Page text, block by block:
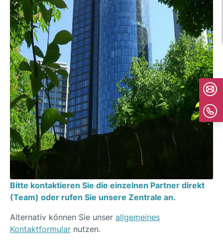
Bitte kontaktieren Sie die einzelnen Partner direkt
(Team) oder rufen Sie unsere Zentrale an.
Alternativ können Sie unser allgemeines
Kontaktformular nutzen.